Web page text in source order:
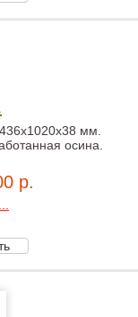
мм.
осина.
р.